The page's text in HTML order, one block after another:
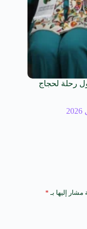
رحلة لحجاج
مشار إليها بـ *